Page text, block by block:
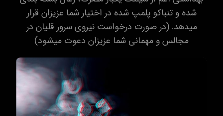
شده و تنباکو پلمپ شده در اختیار شما عزیزان قرار
میدهد. (در صورت درخواست نیروی سرور قلیان در
مجالس و مهمانی شما عزیزان دعوت میشود)